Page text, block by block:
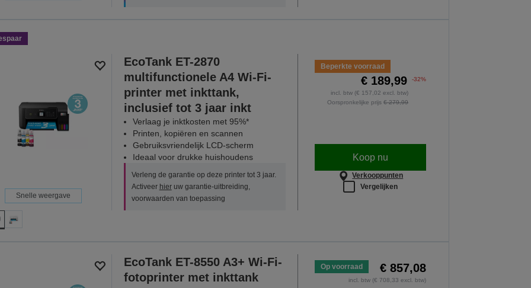
Snelle weergave
EcoTank ET-2870
multifunctionele A4 Wi-Fi-
printer met inkttank,
inclusief tot 3 jaar inkt
Verlaag je inktkosten met 95%*
Printen, kopiëren en scannen
Gebruiksvriendelijk LCD-scherm
Ideaal voor drukke huishoudens
Verleng de garantie op deze printer tot 3 jaar.
Activeer hieruw garantie-uitbreiding,
voorwaarden van toepassing
Beperkte voorraad
€ 189,99 -32%
incl. btw (€ 157,02 excl. btw)
Oorspronkelijke prijs€ 279,99
Koop nu
Verkooppunten
Vergelijken
EcoTank ET-8550 A3+ Wi-Fi-
fotoprinter met inkttank
Op voorraad € 857,08
incl. btw (€ 708,33 excl. btw)